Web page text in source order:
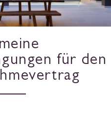
für den